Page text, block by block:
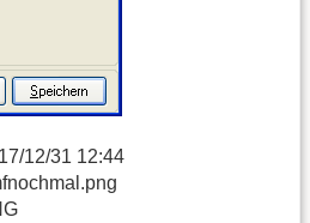
12/31 12:44